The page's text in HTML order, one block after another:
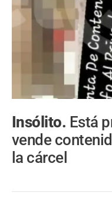
Insólito. Está
vende
la cárcel